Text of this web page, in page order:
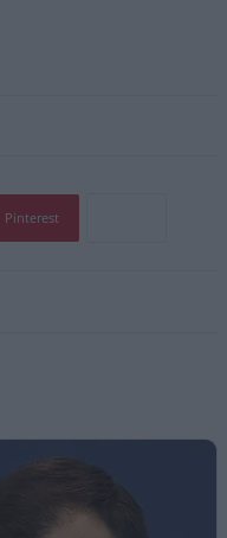
Pinterest